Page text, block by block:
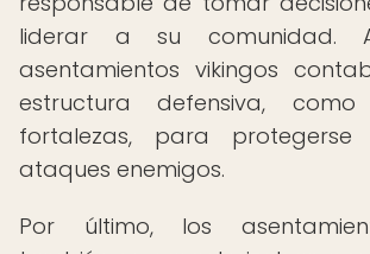
liderar a su comunidad.
asentamientos vikingos
estructura defensiva,
fortalezas, para protegerse
ataques enemigos.
Por último, los